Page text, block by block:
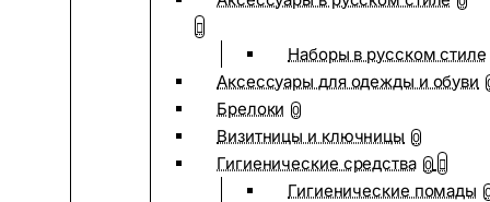
Наборы в русском стиле
Аксессуары для одежды и обуви
Брелоки 0
Визитницы и ключницы 0
Гигиенические средства 0
Гигиенические помады